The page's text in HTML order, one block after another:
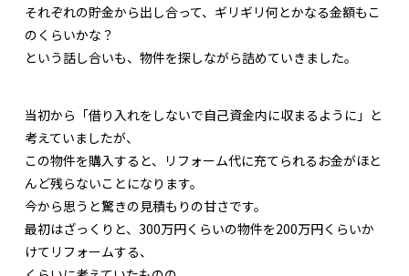
それぞれの貯金から出し合って、ギリギリ何とかなる金額もこ
のくらいかな？
という話し合いも、物件を探しながら詰めていきました。
当初から「借り入れをしないで自己資金内に収まるように」と
考えていましたが、
この物件を購入すると、リフォーム代に充てられるお金がほと
んど残らないことになります。
今から思うと驚きの見積もりの甘さです。
最初はざっくりと、300万円くらいの物件を200万円くらいか
けてリフォームする、